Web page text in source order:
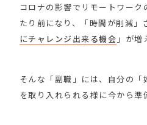
コロナの影響でリモートワー
たり前になり、「時間が削減」
にチャレンジ出来る機会 」が増
そんな「副職」には、自分の「
を取り入れられる様に今から準